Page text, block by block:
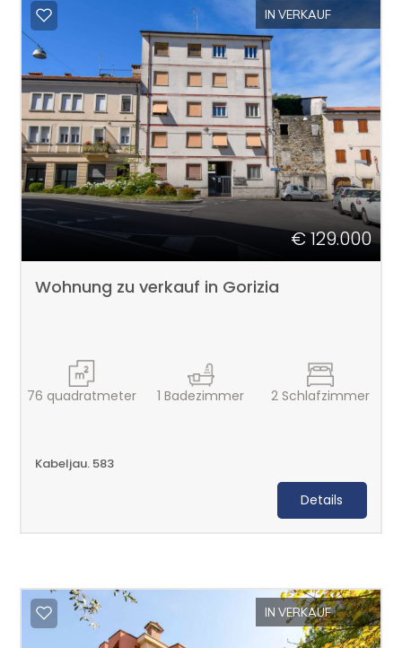
IN VERKAUF
€ 129.000
Wohnung zu verkauf in Gorizia
76 quadratmeter 1 Badezimmer 2 Schlafzimmer
Kabeljau. 583
Details
IN VERKAUF